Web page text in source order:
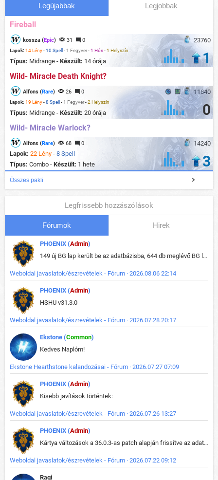
Legújabbak Legjobbak
Fireball
23760
kossza (Epic) 31 0
Lapok: 14 Lény-10 Spell - 1 Fegyver-1 Hős-1 Helyszín
Típus: Midrange - Készült: 14 órája 1
Wild- Miracle Death Knight?
11840
Alfons (Rare) 26 0
Lapok: 19 Lény-8 Spell - 1 Fegyver-2 Helyszín
Típus: Midrange - Készült: 20 órája 0
Wild- Miracle Warlock?
14240
Alfons (Rare) 68 0
Lapok: 22 Lény - 8 Spell
Típus: Combo - Készült: 1 hete 3
Összes pakli
Legfrissebb hozzászólások
Fórumok Hirek
PHOENIX (Admin)
149 új BG lap került be az adatbázisba, 644 db meglévő BG lap módosult, bekerültek az új képek a megváltozott lapokhoz is.
Weboldal javaslatok/észrevételek - Fórum · 2026.08.06 22:14
PHOENIX (Admin)
HSHU v31.3.0
Weboldal javaslatok/észrevételek - Fórum · 2026.07.28 20:17
Ekstone (Common)
Kedves Naplóm!
Ekstone Hearthstone kalandozásai - Fórum · 2026.07.27 07:09
PHOENIX (Admin)
Kisebb javítások történtek:
Weboldal javaslatok/észrevételek - Fórum · 2026.07.26 13:27
PHOENIX (Admin)
Kártya változások a 36.0.3-as patch alapján frissítve az adatbázisban (képek is cserélve).
Weboldal javaslatok/észrevételek - Fórum · 2026.07.22 09:12
Ragi